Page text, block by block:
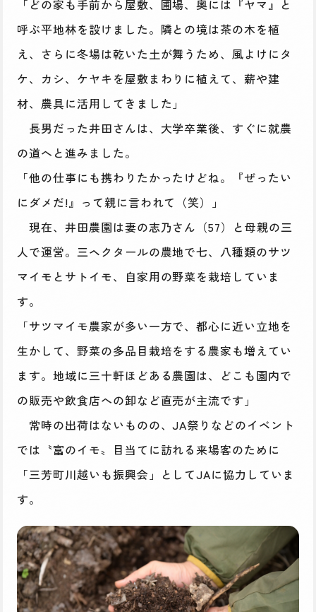
「どの家も手前から屋敷、圃場、奥には『ヤマ』と
呼ぶ平地林を設けました。隣との境は茶の木を植
え、さらに冬場は乾いた土が舞うため、風よけにタ
ケ、カシ、ケヤキを屋敷まわりに植えて、薪や建
材、農具に活用してきました」
長男だった井田さんは、大学卒業後、すぐに就農
の道へと進みました。
「他の仕事にも携わりたかったけどね。『ぜったい
にダメだ!』って親に言われて（笑）」
現在、井田農園は妻の志乃さん（57）と母親の三
人で運営。三ヘクタールの農地で七、八種類のサツ
マイモとサトイモ、自家用の野菜を栽培していま
す。
「サツマイモ農家が多い一方で、都心に近い立地を
生かして、野菜の多品目栽培をする農家も増えてい
ます。地域に三十軒ほどある農園は、どこも園内で
の販売や飲食店への卸など直売が主流です」
常時の出荷はないものの、JA祭りなどのイベント
では〝富のイモ〟目当てに訪れる来場客のために
「三芳町川越いも振興会」としてJAに協力していま
す。